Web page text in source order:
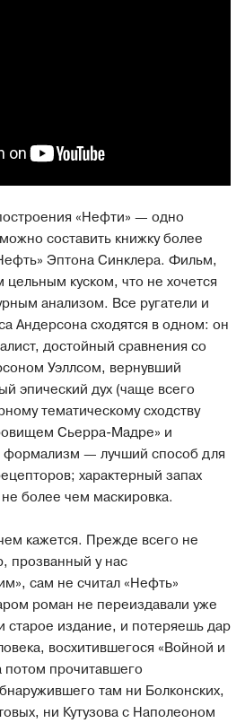
«Нефти» — одно
составить книжку более
Эптона Синклера. Фильм,
цельным куском, что не хочется
анализом. Все ругатели и
Андерсона сходятся в одном: он
достойный сравнения со
Уэллсом, вернувший
эпический дух (чаще всего
тематическому сходству
Сьерра-Мадре» и
формализм — лучший способ для
характерный запах
более чем маскировка.
кажется. Прежде всего не
прозванный у нас
сам не считал «Нефть»
роман не переиздавали уже
старое издание, и потеряешь дар
восхитившегося «Войной и
прочитавшего
там ни Болконских,
ни Кутузова с Наполеоном